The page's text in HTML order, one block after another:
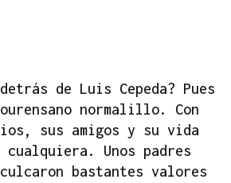
de Luis Cepeda? Pues
normalillo. Con
sus amigos y su vida
cualquiera. Unos padres
bastantes valores